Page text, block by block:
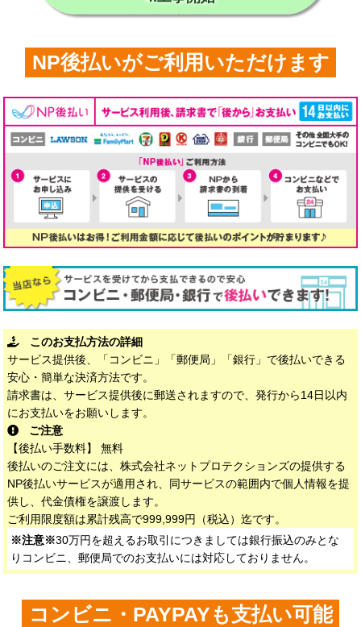
NP後払いがご利用いただけます
このお支払方法の詳細
サービス提供後、「コンビニ」「郵便局」「銀行」で後払いできる
安心・簡単な決済方法です。
請求書は、サービス提供後に郵送されますので、発行から14日以内
にお支払いをお願いします。
ご注意
【後払い手数料】 無料
後払いのご注文には、株式会社ネットプロテクションズの提供する
NP後払いサービスが適用され、同サービスの範囲内で個人情報を提
供し、代金債権を譲渡します。
ご利用限度額は累計残高で999,999円（税込）迄です。
※注意※30万円を超えるお取引につきましては銀行振込のみとな
りコンビニ、郵便局でのお支払いには対応しておりません。
コンビニ・PAYPAYも支払い可能